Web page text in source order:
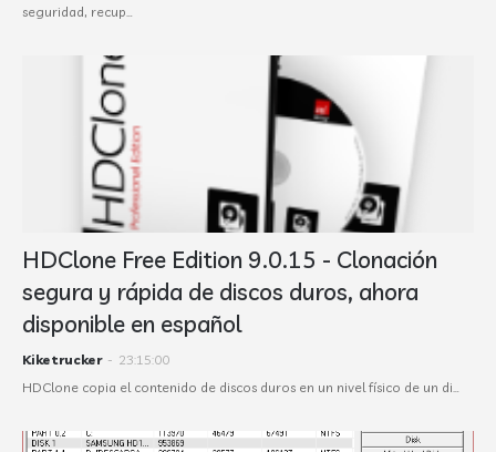
seguridad, recup…
HDClone Free Edition 9.0.15 - Clonación
segura y rápida de discos duros, ahora
disponible en español
Kiketrucker - 23:15:00
HDClone copia el contenido de discos duros en un nivel físico de un di…